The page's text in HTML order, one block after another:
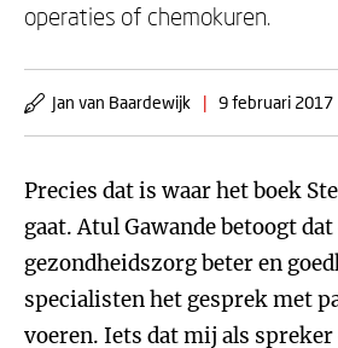
operaties of chemokuren.
Jan van Baardewijk | 9 februari 2017
Precies dat is waar het boek
gaat. Atul Gawande betoogt dat
gezondheidszorg beter en
specialisten het gesprek met
voeren. Iets dat mij als